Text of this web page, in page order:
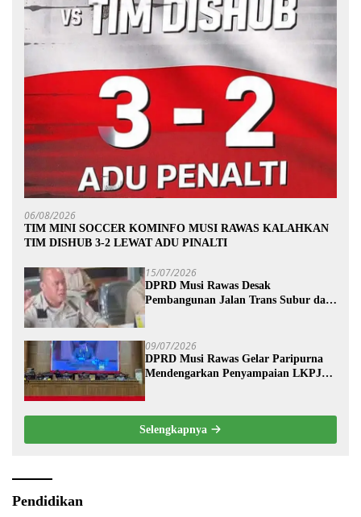
06/08/2026
TIM MINI SOCCER KOMINFO MUSI RAWAS KALAHKAN
TIM DISHUB 3-2 LEWAT ADU PINALTI
15/07/2026
DPRD Musi Rawas Desak
Pembangunan Jalan Trans Subur dan
09/07/2026
DPRD Musi Rawas Gelar Paripurna
Mendengarkan Penyampaian LKPJ
Selengkapnya
Pendidikan